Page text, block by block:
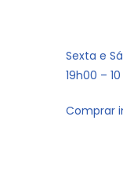
Sexta e
19h00 –
Comprar